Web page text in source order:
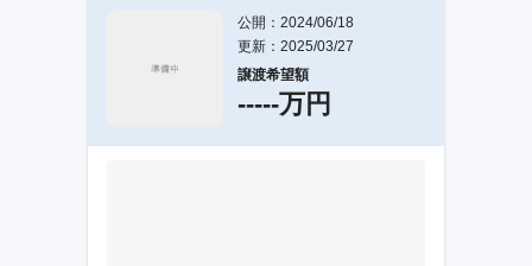
公開：2024/06/18
更新：2025/03/27
譲渡希望額
-----万円